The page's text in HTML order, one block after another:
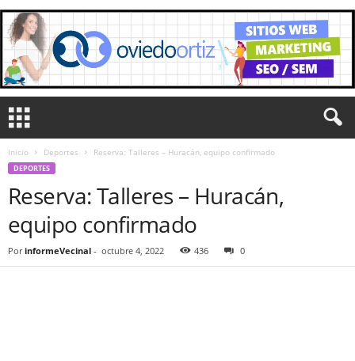
Inicio Deportes Reserva: Talleres – Huracán, equipo confirmado
DEPORTES
Reserva: Talleres – Huracán,
equipo confirmado
Por informeVecinal - octubre 4, 2022 436 0